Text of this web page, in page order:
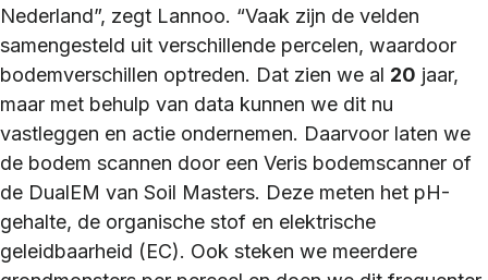
Nederland”, zegt Lannoo. “Vaak zijn de velden
samengesteld uit verschillende percelen, waardoor
bodemverschillen optreden. Dat zien we al 20 jaar,
maar met behulp van data kunnen we dit nu
vastleggen en actie ondernemen. Daarvoor laten we
de bodem scannen door een Veris bodemscanner of
de DualEM van Soil Masters. Deze meten het pH-
gehalte, de organische stof en elektrische
geleidbaarheid (EC). Ook steken we meerdere